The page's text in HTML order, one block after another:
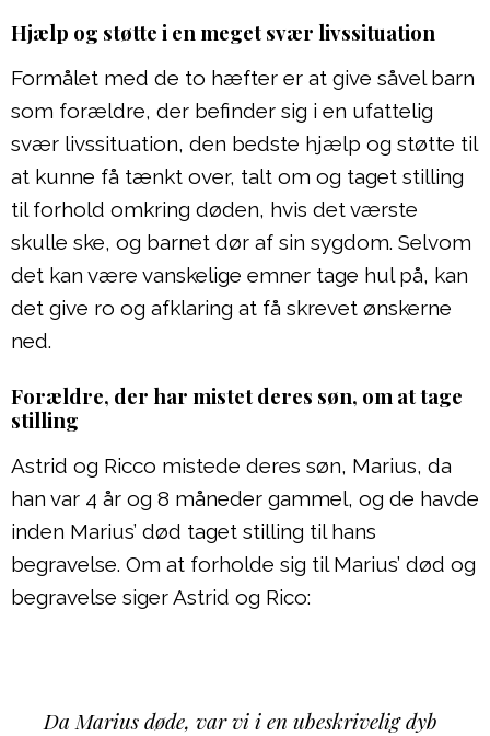
Hjælp og støtte i en meget svær livssituation
Formålet med de to hæfter er at give såvel barn
som forældre, der befinder sig i en ufattelig
svær livssituation, den bedste hjælp og støtte til
at kunne få tænkt over, talt om og taget stilling
til forhold omkring døden, hvis det værste
skulle ske, og barnet dør af sin sygdom. Selvom
det kan være vanskelige emner tage hul på, kan
det give ro og afklaring at få skrevet ønskerne
ned.
Forældre, der har mistet deres søn, om at tage
stilling
Astrid og Ricco mistede deres søn, Marius, da
han var 4 år og 8 måneder gammel, og de havde
inden Marius’ død taget stilling til hans
begravelse. Om at forholde sig til Marius’ død og
begravelse siger Astrid og Rico:
Da Marius døde, var vi i en ubeskrivelig dyb